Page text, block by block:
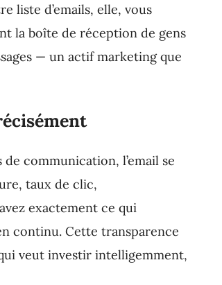
liste d’emails, elle, vous
la boîte de réception de gens
— un actif marketing que
communication, l’email se
taux de clic,
exactement ce qui
continu. Cette transparence
veut investir intelligemment,